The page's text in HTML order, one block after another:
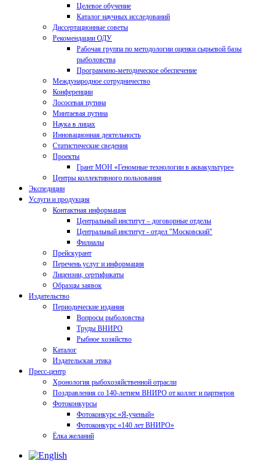
Целевое обучение
Каталог научных исследований
Диссертационные советы
Рекомендации ОДУ
Рабочая группа по методологии оценки сырьевой базы
рыболовства
Программно-методическое обеспечение
Международное сотрудничество
Конференции
Лососевая путина
Минтаевая путина
Наука в лицах
Инновационная деятельность
Статистические сведения
Проекты
Грант МОН «Геномные технологии в аквакультуре»
Центры коллективного пользования
Экспедиции
Услуги и продукция
Контактная информация
Центральный институт – договорные отделы
Центральный институт - отдел "Московский"
Филиалы
Прейскурант
Перечень услуг и информация
Лицензии, сертификаты
Образцы заявок
Издательство
Периодические издания
Вопросы рыболовства
Труды ВНИРО
Рыбное хозяйство
Каталог
Издательская этика
Пресс-центр
Хронология рыбохозяйственной отрасли
Поздравления со 140-летием ВНИРО от коллег и партнеров
Фотоконкурсы
Фотоконкурс «Я-ученый»
Фотоконкурс «140 лет ВНИРО»
Ёлка желаний